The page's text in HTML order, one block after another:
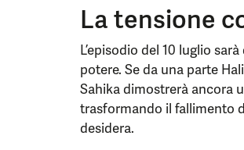
La tensione
L’episodio del 10 luglio
potere. Se da una parte
Sahika dimostrerà ancora
trasformando il fallimento
desidera.